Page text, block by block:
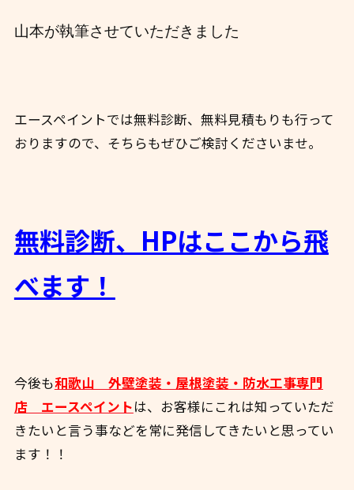
山本が執筆させていただきました
エースペイントでは無料診断、無料見積もりも行って
おりますので、そちらもぜひご検討くださいませ。
無料診断、HPはここから飛
べます！
今後も和歌山 外壁塗装・屋根塗装・防水工事専門
店 エースペイントは、お客様にこれは知っていただ
きたいと言う事などを常に発信してきたいと思ってい
ます！！